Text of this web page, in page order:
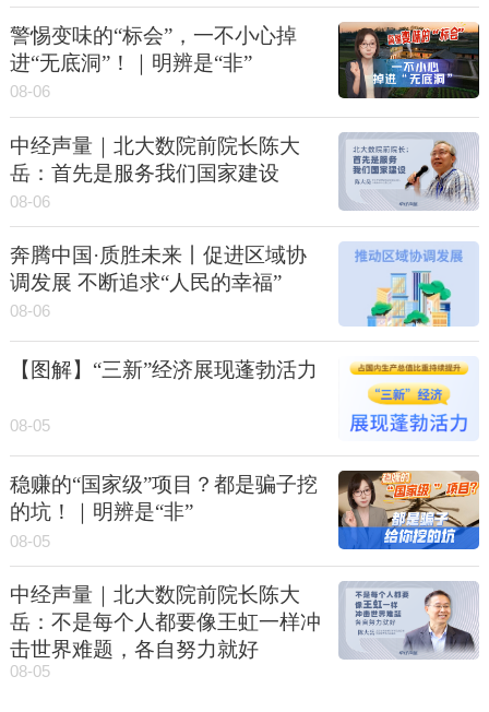
警惕变味的“标会”，一不小心掉
进“无底洞”！｜明辨是“非”
08-06
中经声量｜北大数院前院长陈大
岳：首先是服务我们国家建设
08-06
奔腾中国·质胜未来丨促进区域协
调发展 不断追求“人民的幸福”
08-06
【图解】“三新”经济展现蓬勃活力
08-05
稳赚的“国家级”项目？都是骗子挖
的坑！｜明辨是“非”
08-05
中经声量｜北大数院前院长陈大
岳：不是每个人都要像王虹一样冲
击世界难题，各自努力就好
08-05